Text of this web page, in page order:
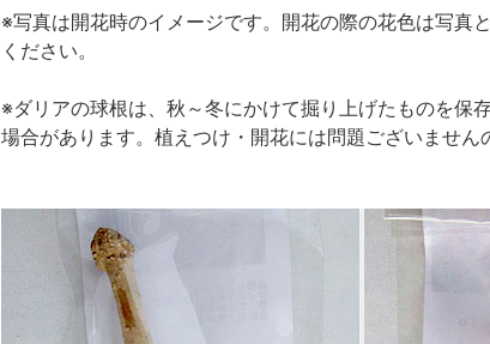
※写真は開花時のイメージです。開花の際の花色は写真
ください。
※ダリアの球根は、秋～冬にかけて掘り上げたものを保
場合があります。植えつけ・開花には問題ございません